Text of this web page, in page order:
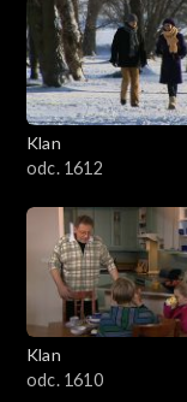
Klan
odc. 1612
Klan
odc. 1610